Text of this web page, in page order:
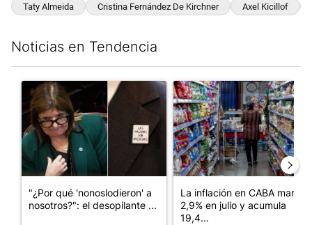
Taty Almeida Cristina Fernández De Kirchner Axel Kicillof
Noticias en Tendencia
Un artículo de tendencia con el título ""¿Por qué
"¿Por qué 'nonoslodieron' a
nosotros?": el desopilante ...
Un artículo de tendencia con
La inflación en CABA marcó
2,9% en julio y acumula
19,4...